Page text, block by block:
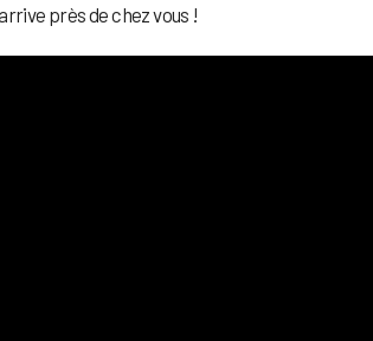
près de chez vous !